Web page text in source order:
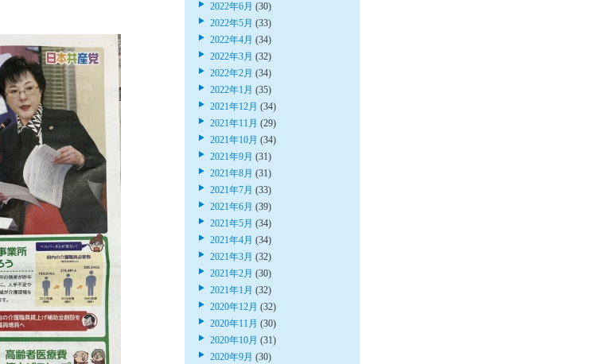
2022年6月 (30)
2022年5月 (33)
2022年4月 (34)
2022年3月 (32)
2022年2月 (34)
2022年1月 (35)
2021年12月 (34)
2021年11月 (29)
2021年10月 (34)
2021年9月 (31)
2021年8月 (31)
2021年7月 (33)
2021年6月 (39)
2021年5月 (34)
2021年4月 (34)
2021年3月 (32)
2021年2月 (30)
2021年1月 (32)
2020年12月 (32)
2020年11月 (30)
2020年10月 (31)
2020年9月 (30)